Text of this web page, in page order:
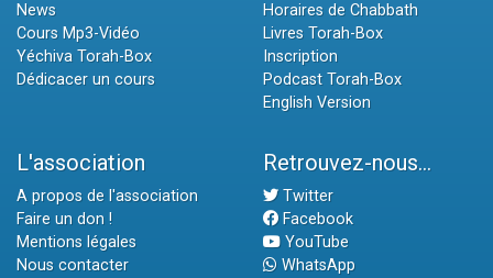
News
Cours Mp3-Vidéo
Yéchiva Torah-Box
Dédicacer un cours
Horaires de Chabbath
Livres Torah-Box
Inscription
Podcast Torah-Box
English Version
L'association
A propos de l'association
Faire un don !
Mentions légales
Nous contacter
Retrouvez-nous...
Twitter
Facebook
YouTube
WhatsApp